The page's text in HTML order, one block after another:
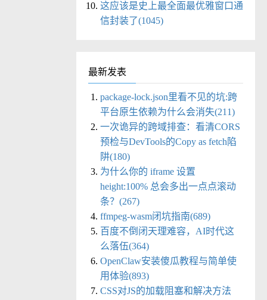
这应该是史上最全面最优雅窗口通
信封装了(1045)
最新发表
package-lock.json里看不见的坑:跨
平台原生依赖为什么会消失(211)
一次诡异的跨域排查：看清CORS
预检与DevTools的Copy as fetch陷
阱(180)
为什么你的 iframe 设置
height:100% 总会多出一点点滚动
条？(267)
ffmpeg-wasm闭坑指南(689)
百度不倒闭天理难容，AI时代这
么落伍(364)
OpenClaw安装傻瓜教程与简单使
用体验(893)
CSS对JS的加载阻塞和解决方法